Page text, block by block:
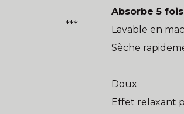
***
Absorbe 5
Lavable en
Sèche
Doux
Effet relaxant